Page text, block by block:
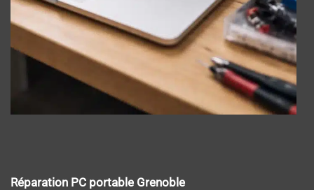
Réparation PC portable Grenoble